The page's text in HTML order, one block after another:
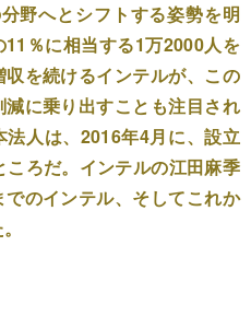
野へとシフトする姿勢を明
％に相当する1万2000人を
を続けるインテルが、この
に乗り出すことも注目され
人は、2016年4月に、設立
ろだ。インテルの江田麻季
のインテル、そしてこれか